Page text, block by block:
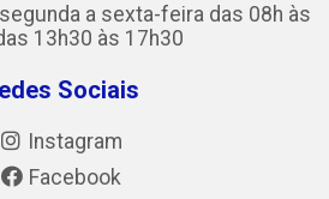
a sexta-feira das 08h às
13h30 às 17h30
Sociais
Instagram
Facebook